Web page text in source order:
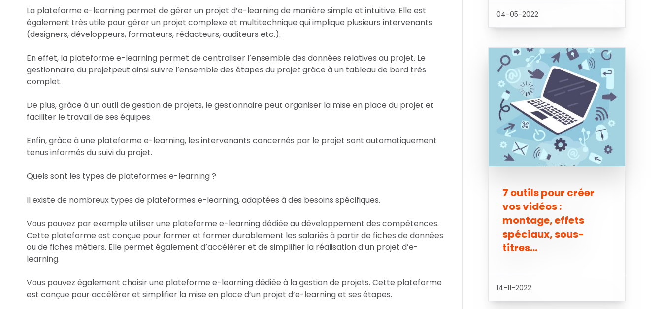
La plateforme e-learning permet de gérer un projet d’e-learning de manière simple et intuitive. Elle est
également très utile pour gérer un projet complexe et multitechnique qui implique plusieurs intervenants
(designers, développeurs, formateurs, rédacteurs, auditeurs etc.).
En effet, la plateforme e-learning permet de centraliser l’ensemble des données relatives au projet. Le
gestionnaire du projetpeut ainsi suivre l’ensemble des étapes du projet grâce à un tableau de bord très
complet.
De plus, grâce à un outil de gestion de projets, le gestionnaire peut organiser la mise en place du projet et
faciliter le travail de ses équipes.
Enfin, grâce à une plateforme e-learning, les intervenants concernés par le projet sont automatiquement
tenus informés du suivi du projet.
Quels sont les types de plateformes e-learning ?
Il existe de nombreux types de plateformes e-learning, adaptées à des besoins spécifiques.
Vous pouvez par exemple utiliser une plateforme e-learning dédiée au développement des compétences.
Cette plateforme est conçue pour former et former durablement les salariés à partir de fiches de données
ou de fiches métiers. Elle permet également d’accélérer et de simplifier la réalisation d’un projet d’e-
learning.
Vous pouvez également choisir une plateforme e-learning dédiée à la gestion de projets. Cette plateforme
est conçue pour accélérer et simplifier la mise en place d’un projet d’e-learning et ses étapes.
04-05-2022
7 outils pour créer
vos vidéos :
montage, effets
spéciaux, sous-
titres…
14-11-2022